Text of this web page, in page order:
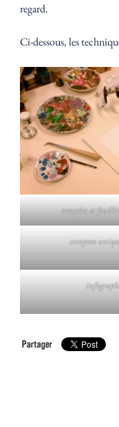
regard.
Ci-dessous, les
tempéra et
tempera